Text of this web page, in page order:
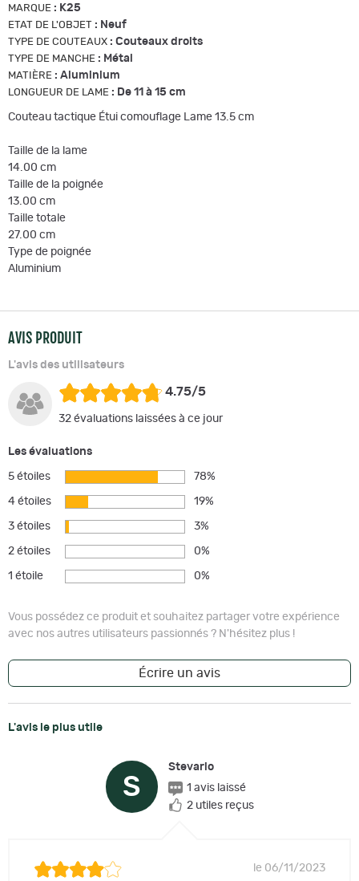
MARQUE : K25
ETAT DE L'OBJET : Neuf
TYPE DE COUTEAUX : Couteaux droits
TYPE DE MANCHE : Métal
MATIÈRE : Aluminium
LONGUEUR DE LAME : De 11 à 15 cm
Couteau tactique Étui comouflage Lame 13.5 cm
Taille de la lame
14.00 cm
Taille de la poignée
13.00 cm
Taille totale
27.00 cm
Type de poignée
Aluminium
AVIS PRODUIT
L'avis des utilisateurs
4.75/5
32 évaluations laissées à ce jour
Les évaluations
5 étoiles 78%
4 étoiles 19%
3 étoiles 3%
2 étoiles 0%
1 étoile 0%
Vous possédez ce produit et souhaitez partager votre expérience
avec nos autres utilisateurs passionnés ? N'hésitez plus !
Écrire un avis
L'avis le plus utile
S
Stevario
1 avis laissé
2 utiles reçus
le 06/11/2023